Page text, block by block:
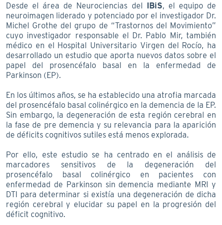
Desde el área de Neurociencias del IBiS, el equipo de
neuroimagen liderado y potenciado por el investigador Dr.
Michel Grothe del grupo de “Trastornos del Movimiento”
cuyo investigador responsable el Dr. Pablo Mir, también
médico en el Hospital Universitario Virgen del Rocío, ha
desarrollado un estudio que aporta nuevos datos sobre el
papel del prosencéfalo basal en la enfermedad de
Parkinson (EP).
En los últimos años, se ha establecido una atrofia marcada
del prosencéfalo basal colinérgico en la demencia de la EP.
Sin embargo, la degeneración de esta región cerebral en
la fase de pre demencia y su relevancia para la aparición
de déficits cognitivos sutiles está menos explorada.
Por ello, este estudio se ha centrado en el análisis de
marcadores sensitivos de la degeneración del
prosencéfalo basal colinérgico en pacientes con
enfermedad de Parkinson sin demencia mediante MRI y
DTI para determinar si existía una degeneración de dicha
región cerebral y elucidar su papel en la progresión del
déficit cognitivo.